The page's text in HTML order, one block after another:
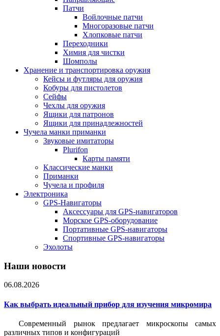
Патчи
Войлочные патчи
Многоразовые патчи
Хлопковые патчи
Переходники
Химия для чистки
Шомполы
Хранение и транспортировка оружия
Кейсы и футляры для оружия
Кобуры для пистолетов
Сейфы
Чехлы для оружия
Ящики для патронов
Ящики для принадлежностей
Чучела манки приманки
Звуковые имитаторы
Plurifon
Карты памяти
Классические манки
Приманки
Чучела и профиля
Электроника
GPS-Навигаторы
Аксессуары для GPS-навигаторов
Морское GPS-оборудование
Портативные GPS-навигаторы
Спортивные GPS-навигаторы
Эхолоты
Наши новости
06.08.2026
Как выбрать идеальный прибор для изучения микромира
Современный рынок предлагает микроскопы самых
различных типов и конфигураций